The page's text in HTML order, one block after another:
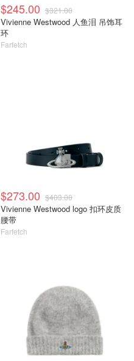
$245.00 $321.00
Vivienne Westwood 人鱼泪 吊饰耳
环
Farfetch
$273.00 $403.00
Vivienne Westwood logo 扣环皮质
腰带
Farfetch